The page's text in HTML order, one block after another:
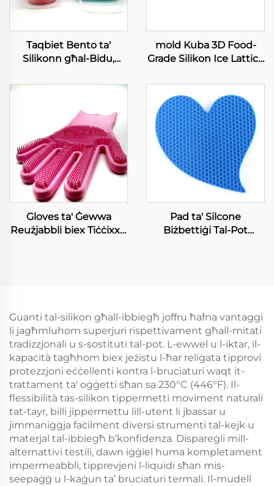
Taqbiet Bento ta'
Silikonn għal-Bidu,
appljanzi domostiku
mold Kuba 3D Food-
Grade Silikon Ice Lattice
Ciokletta Travi
Decorażjoni Torta Bjorn
Mejjiet DIY Teli Baking
Tools Glue Icing Mold
Gloves ta' Ġewwa
Reużjabbli biex Tiċċixxu
Pad ta' Silcone
Biżbettiġi Tal-Pot
Guanti tal-silikon għall-ibbiegħ joffru ħafna vantaggi
li jagħmluhom superjuri rispettivament għall-mitati
tradizzjonali u s-sostituti tal-pot. L-ewwel u l-iktar, il-
kapaċità tagħhom biex jeżistu l-ħar reliġata tipprovi
protezzjoni eċċellenti kontra l-bruciaturi waqt it-
trattament ta' oġġetti sħan sa 230°C (446°F). Il-
flessibilità tas-silikon tippermetti moviment naturali
tat-tayr, billi jippermettu lill-utent li jbassar u
jimmaniġġja faċilment diversi strumenti tal-kejk u
materjal tal-ibbiegħ b’konfidenza. Dispareġli mill-
alternattivi testili, dawn iġġiel huma kompletament
impermeabbli, tipprevjeni l-liquidi sħan mis-
seepaġġ u l-kaġun ta’ bruciaturi termali. Il-mudell